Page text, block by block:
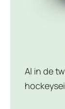
Al in de